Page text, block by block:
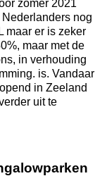
zomer 2021
nog
maar er is zeker
maar met de
in verhouding
is. Vandaar
in Zeeland
uit te